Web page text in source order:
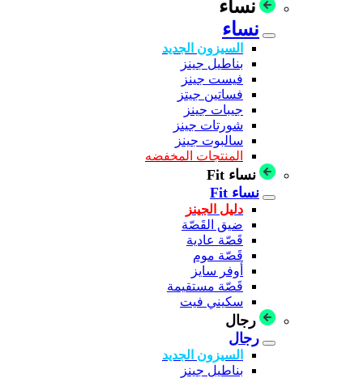
نساء
نساء
السيزون الجديد
بناطيل جينز
فيست جينز
فساتين جيتز
جيبات جينز
شورتات جينز
سالبوت جينز
المنتجات المخفضه
نساء Fit
نساء Fit
دليل الجينز
ضيق القَصّة
قَصّة عادية
قَصّة موم
أوفر سايز
قَصّة مستقيمة
سكيني فيت
رجال
رجال
السيزون الجديد
بناطيل جينز